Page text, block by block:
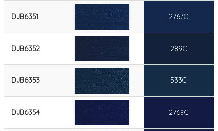
DJB6351 2767C
DJB6352 289C
DJB6353 533C
DJB6354 2768C